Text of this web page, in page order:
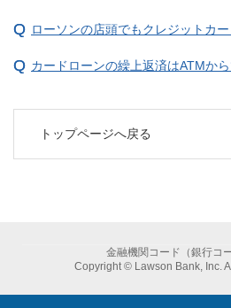
ローソンの店頭でもクレジットカ
カードローンの繰上返済はATMから
トップページへ戻る
金融機関コード（銀行コ
Copyright © Lawson Bank, Inc.